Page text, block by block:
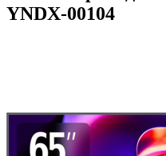
YNDX-00104